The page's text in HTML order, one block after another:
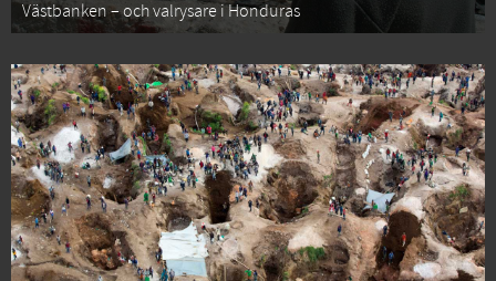
Västbanken – och valrysare i Honduras